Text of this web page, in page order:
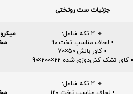
جزئیات ست روتختی
🔹 4 تکه شامل:
▪️ لحاف مناسب تخت 90
▪️ کاور بالش 50×70
▪️ کاور تشک کش‌دوزی شده 22×200×90
میکرو:
🔹 4 تکه شامل: